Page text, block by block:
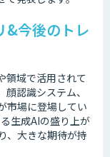
&今後のトレ
領域で活用されて
認識システム、
市場に登場してい
生成AIの盛り上が
、大きな期待が持